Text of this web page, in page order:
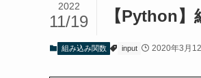
【Python
2022
11/19
組み込み関数 input 2020年3月